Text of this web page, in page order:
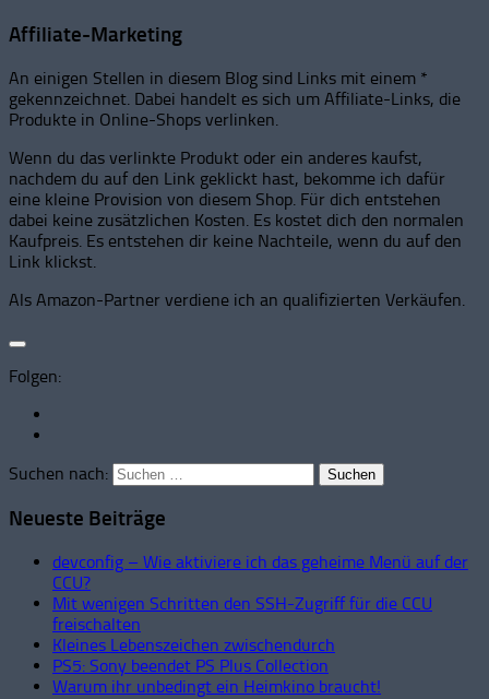
Affiliate-Marketing
An einigen Stellen in diesem Blog sind Links mit einem *
gekennzeichnet. Dabei handelt es sich um Affiliate-Links, die
Produkte in Online-Shops verlinken.
Wenn du das verlinkte Produkt oder ein anderes kaufst,
nachdem du auf den Link geklickt hast, bekomme ich dafür
eine kleine Provision von diesem Shop. Für dich entstehen
dabei keine zusätzlichen Kosten. Es kostet dich den normalen
Kaufpreis. Es entstehen dir keine Nachteile, wenn du auf den
Link klickst.
Als Amazon-Partner verdiene ich an qualifizierten Verkäufen.
Folgen:
Suchen nach:
Neueste Beiträge
devconfig – Wie aktiviere ich das geheime Menü auf der
CCU?
Mit wenigen Schritten den SSH-Zugriff für die CCU
freischalten
Kleines Lebenszeichen zwischendurch
PS5: Sony beendet PS Plus Collection
Warum ihr unbedingt ein Heimkino braucht!